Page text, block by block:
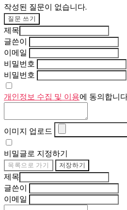
작성된 질문이 없습니다.
질문 쓰기
제목
글쓴이
이메일
비밀번호
비밀번호
개인정보 수집 및 이용에 동의합니
이미지 업로드
비밀글로 지정하기
목록으로 가기 저장하기
제목
글쓴이
이메일